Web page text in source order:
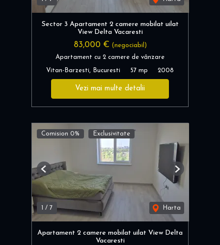
Sector 3 Apartament 2 camere mobilat uilat
View Delta Vacaresti
83,000 € (negociabil)
Apartament cu 2 camere de vânzare
Vitan-Barzesti, Bucuresti 57 mp 2008
Vezi mai multe detalii
Comision 0% Exclusivitate
1 / 7 Harta
Previous Next
Apartament 2 camere mobilat uilat View Delta
Vacaresti